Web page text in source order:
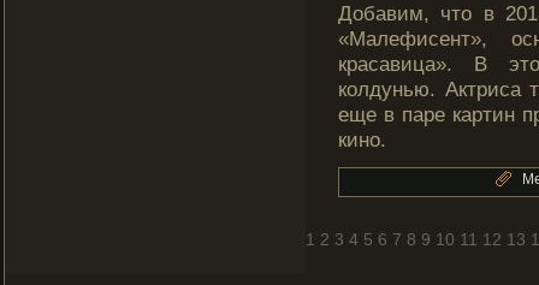
Добавим, что в
«Малефисент»,
красавица». В
колдунью. Актриса
еще в паре картин
кино.
1 2 3 4 5 6 7 8 9 10 11 12 13